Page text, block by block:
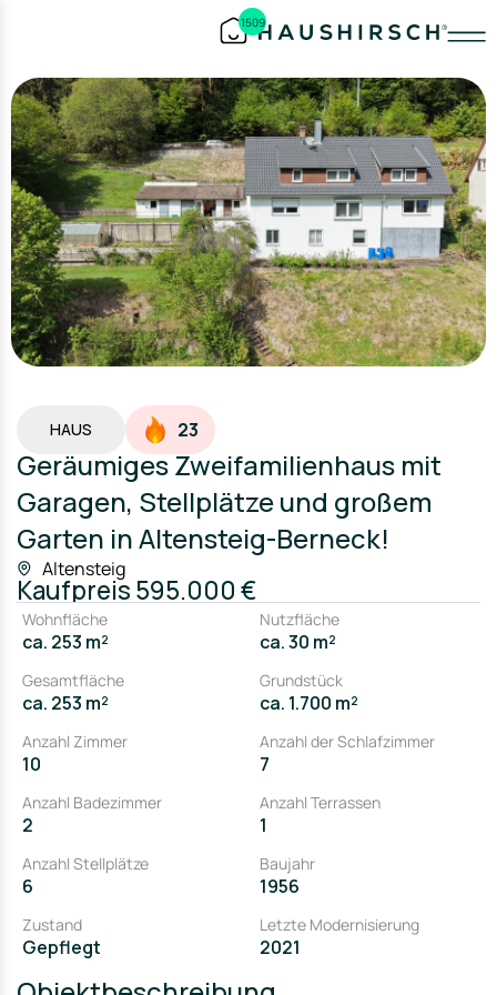
1509
HAUS 23
Geräumiges Zweifamilienhaus mit
Garagen, Stellplätze und großem
Garten in Altensteig-Berneck!
Altensteig
Kaufpreis595.000 €
Wohnfläche
ca. 253 m²
Nutzfläche
ca. 30 m²
Gesamtfläche
ca. 253 m²
Grundstück
ca. 1.700 m²
Anzahl Zimmer
10
Anzahl der Schlafzimmer
7
Anzahl Badezimmer
2
Anzahl Terrassen
1
Anzahl Stellplätze
6
Baujahr
1956
Zustand
Gepflegt
Letzte Modernisierung
2021